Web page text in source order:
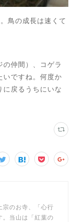
鳥の成長は速くて
仲間）、コゲラ
いですね。何度か
に戻るうちにいな
宗のお寺、「心行
。当山は「紅葉の